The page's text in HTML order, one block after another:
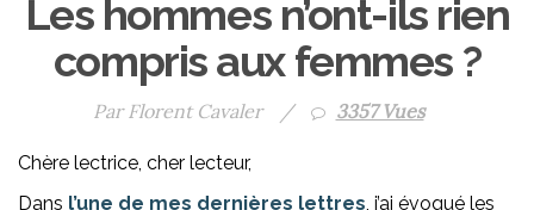
Les hommes n’ont-ils rien
compris aux femmes ?
Par Florent Cavaler / 3357 Vues
Chère lectrice, cher lecteur,
Dans l’une de mes dernières lettres, j’ai évoqué les